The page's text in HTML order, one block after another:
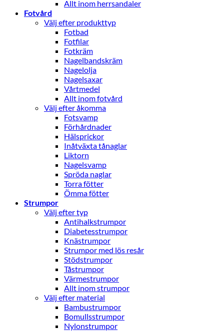
Allt inom herrsandaler
Fotvård
Välj efter produkttyp
Fotbad
Fotfilar
Fotkräm
Nagelbandskräm
Nagelolja
Nagelsaxar
Vårtmedel
Allt inom fotvård
Välj efter åkomma
Fotsvamp
Förhårdnader
Hälsprickor
Inåtväxta tånaglar
Liktorn
Nagelsvamp
Spröda naglar
Torra fötter
Ömma fötter
Strumpor
Välj efter typ
Antihalkstrumpor
Diabetesstrumpor
Knästrumpor
Strumpor med lös resår
Stödstrumpor
Tåstrumpor
Värmestrumpor
Allt inom strumpor
Välj efter material
Bambustrumpor
Bomullsstrumpor
Nylonstrumpor